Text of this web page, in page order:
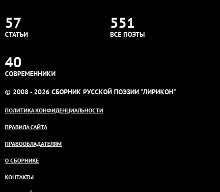
57
СТАТЬИ
551
ВСЕ ПОЭТЫ
40
СОВРЕМЕННИКИ
© 2008 - 2026 СБОРНИК РУССКОЙ ПОЭЗИИ "ЛИРИКОН"
ПОЛИТИКА КОНФИДЕНЦИАЛЬНОСТИ
ПРАВИЛА САЙТА
ПРАВООБЛАДАТЕЛЯМ
О СБОРНИКЕ
КОНТАКТЫ